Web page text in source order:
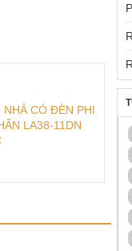
NHẢ CÓ ĐÈN PHI
LA38-11DN